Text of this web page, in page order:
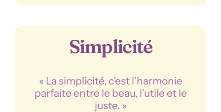
Simplicité
« La simplicité, c’est l’harmonie
parfaite entre le beau, l’utile et le
juste. »